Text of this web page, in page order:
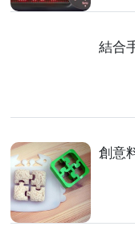
結合
創意